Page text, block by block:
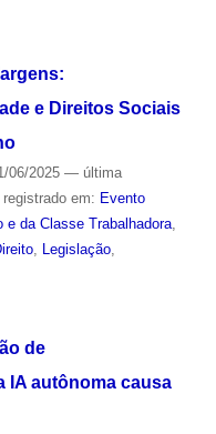
e Direitos Sociais
06/2025 — última
em: Evento
e da Classe Trabalhadora,
, Legislação,
de
IA autônoma causa